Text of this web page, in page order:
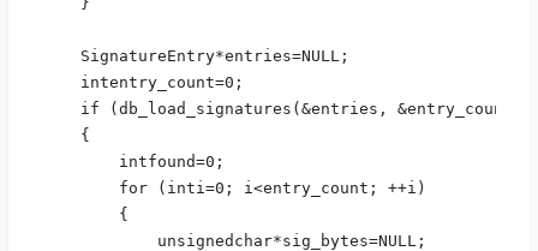
SignatureEntry*entries=NULL;
intentry_count=0;
if (db_load_signatures(&entries, &entry_count)
{
intfound=0;
for (inti=0; i<entry_count; ++i)
{
unsignedchar*sig_bytes=NULL;